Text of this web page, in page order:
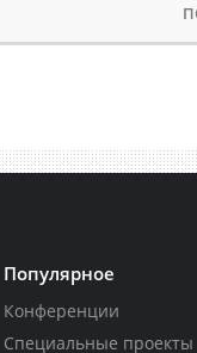
Популярное
Конференции
Специальные проекты